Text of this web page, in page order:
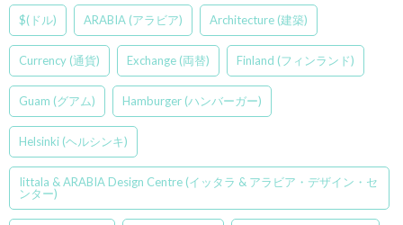
$(ドル) ARABIA (アラビア) Architecture (建築)
Currency (通貨) Exchange (両替) Finland (フィンランド)
Guam (グアム) Hamburger (ハンバーガー)
Helsinki (ヘルシンキ)
Iittala & ARABIA Design Centre (イッタラ & アラビア・デザイン・セ
ンター)